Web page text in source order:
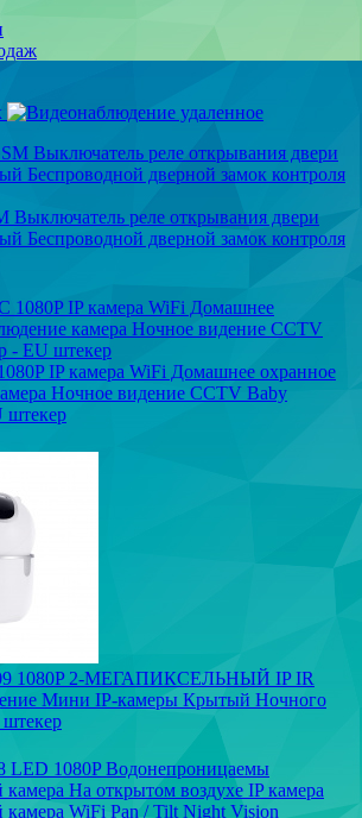
Выключатель реле открывания двери
Беспроводной дверной замок контроля
IP камера WiFi Домашнее охранное
Ночное видение CCTV Baby
штекер
1080P 2-МЕГАПИКСЕЛЬНЫЙ IP IR
Мини IP-камеры Крытый Ночного